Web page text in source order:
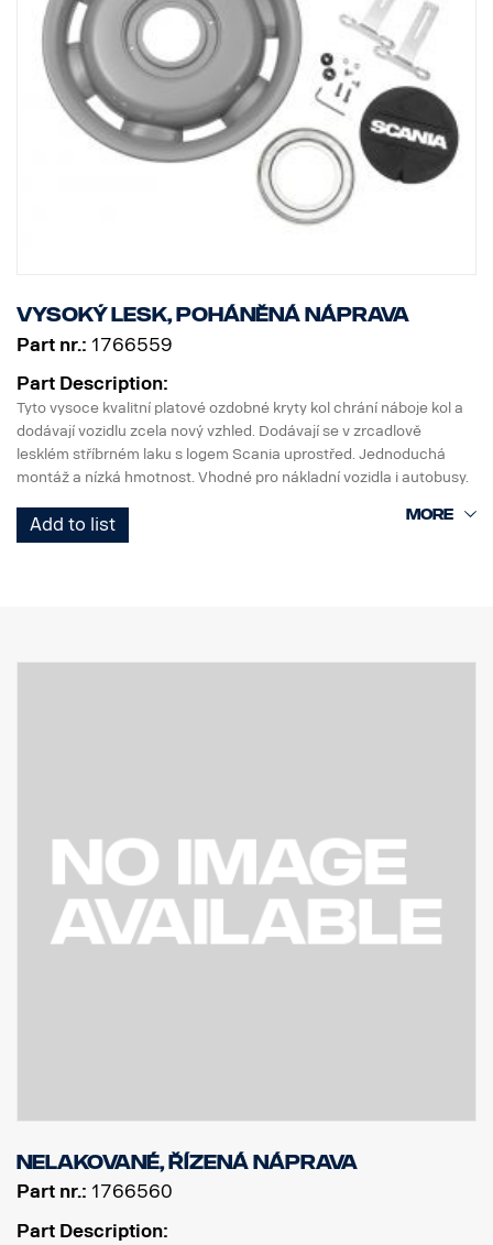
Vysoký lesk, poháněná náprava
Part nr.: 1766559
Part Description:
Tyto vysoce kvalitní platové ozdobné kryty kol chrání náboje kol a
dodávají vozidlu zcela nový vzhled. Dodávají se v zrcadlově
lesklém stříbrném laku s logem Scania uprostřed. Jednoduchá
montáž a nízká hmotnost. Vhodné pro nákladní vozidla i autobusy.
Add to list
Nelakované, řízená náprava
Part nr.: 1766560
Part Description: